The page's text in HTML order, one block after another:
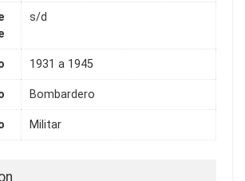
s/d
1931 a 1945
Bombardero
Militar